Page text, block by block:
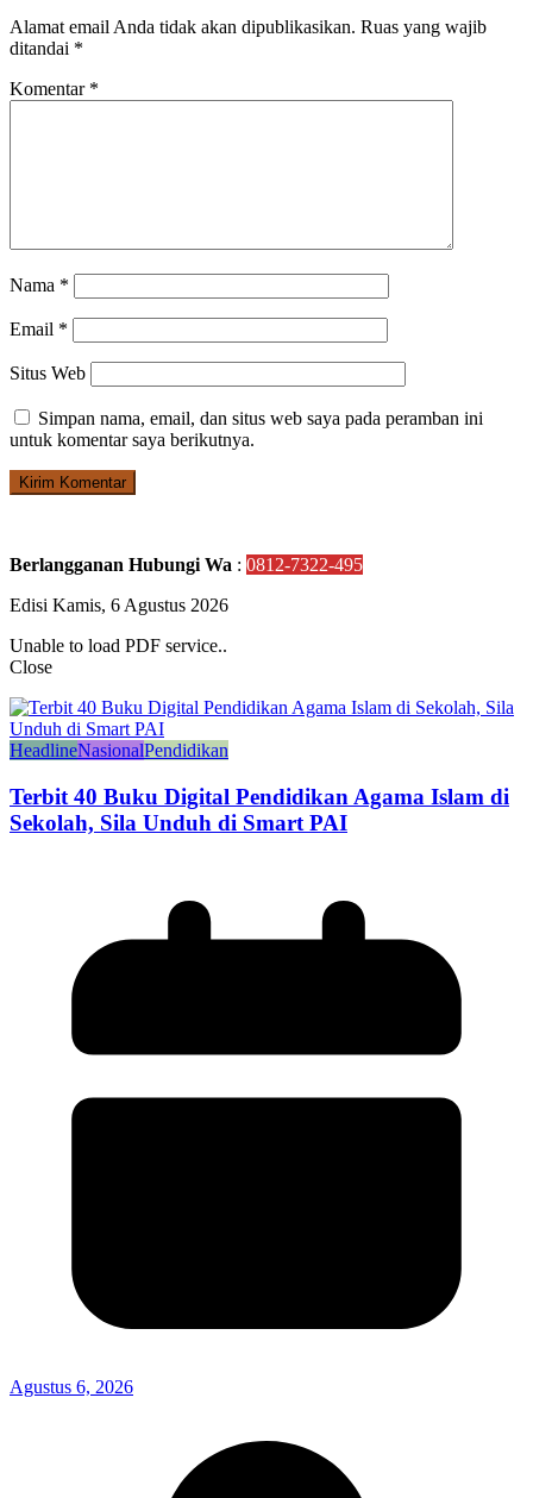
Alamat email Anda tidak akan dipublikasikan. Ruas yang wajib
ditandai *
Komentar *
Nama *
Email *
Situs Web
Simpan nama, email, dan situs web saya pada peramban ini
untuk komentar saya berikutnya.
Berlangganan Hubungi Wa : 0812-7322-495
Edisi Kamis, 6 Agustus 2026
Unable to load PDF service..
Close
HeadlineNasionalPendidikan
Terbit 40 Buku Digital Pendidikan Agama Islam di
Sekolah, Sila Unduh di Smart PAI
Agustus 6, 2026